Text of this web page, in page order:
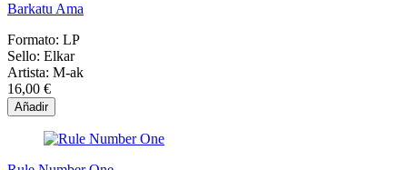
Barkatu Ama
Formato: LP
Sello: Elkar
Artista: M-ak
16,00 €
Añadir